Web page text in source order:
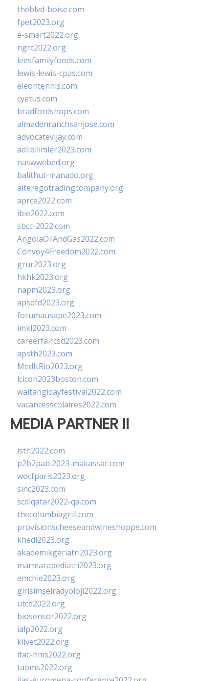
theblvd-boise.com
fpet2023.org
e-smart2022.org
ngrc2022.org
leesfamilyfoods.com
lewis-lewis-cpas.com
eleontennis.com
cyetus.com
bradfordshops.com
almadenranchsanjose.com
advocatevijay.com
adlibilimler2023.com
naswwebed.org
balithut-manado.org
alteregotradingcompany.org
aprce2022.com
ibie2022.com
sbcc-2022.com
AngolaOilAndGas2022.com
Convoy4Freedom2022.com
grur2023.org
hkhk2023.org
napm2023.org
apsdfd2023.org
forumausape2023.com
imkl2023.com
careerfaircsd2023.com
apsth2023.com
MedItRio2023.org
lcicon2023boston.com
waitangidayfestival2022.com
vacancesscolaires2022.com
MEDIA PARTNER II
isth2022.com
p2b2pabi2023-makassar.com
wocfparis2023.org
sinc2023.com
scdlqatar2022-qa.com
thecolumbiagrill.com
provisionscheeseandwineshoppe.com
khedi2023.org
akademikgeriatri2023.org
marmarapediatri2023.org
emchie2023.org
girisimselradyoloji2022.org
utcd2022.org
biosensor2022.org
ialp2022.org
klivet2022.org
ifac-hms2022.org
taoms2022.org